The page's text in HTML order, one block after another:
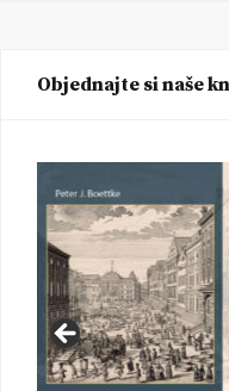
Objednajte si naše